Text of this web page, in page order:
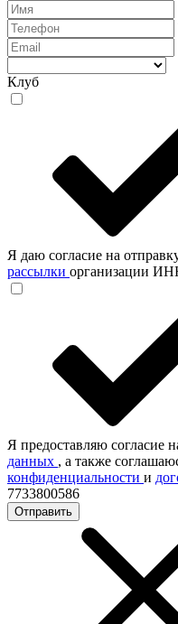
Клуб
Я даю согласие на
рассылки организации
Я предоставляю согласие
данных , а также
конфиденциальности и
7733800586
Отправить